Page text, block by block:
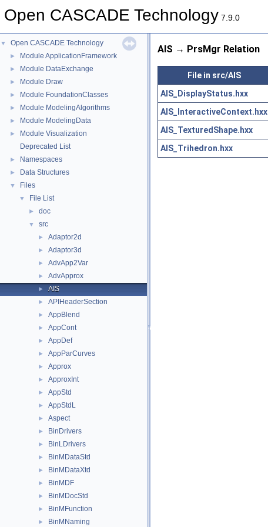
Open CASCADE Technology 7.9.0
▼ Open CASCADE Technology
► Module ApplicationFramework
► Module DataExchange
► Module Draw
► Module FoundationClasses
► Module ModelingAlgorithms
► Module ModelingData
►
Module Visualization
Deprecated List
► Namespaces
► Data Structures
▼ Files
▼ File List
► doc
▼ src
► Adaptor2d
► Adaptor3d
► AdvApp2Var
► AdvApprox
► AIS
► APIHeaderSection
► AppBlend
► AppCont
► AppDef
► AppParCurves
► Approx
► ApproxInt
► AppStd
► AppStdL
► Aspect
► BinDrivers
► BinLDrivers
► BinMDataStd
► BinMDataXtd
► BinMDF
► BinMDocStd
► BinMFunction
► BinMNaming
AIS → PrsMgr Relation
File in src/AIS
AIS_DisplayStatus.hxx
AIS_InteractiveContext.hxx
AIS_TexturedShape.hxx
AIS_Trihedron.hxx